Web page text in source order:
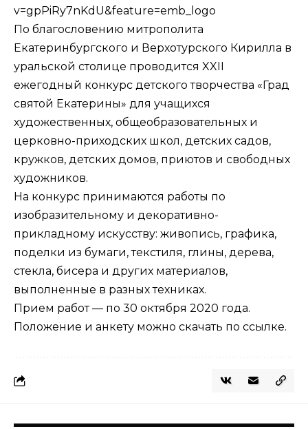
v=gpPiRy7nKdU&feature=emb_logo
По благословению митрополита
Екатеринбургского и Верхотурского Кирилла в
уральской столице проводится XXII
ежегодный конкурс детского творчества «Град
святой Екатерины» для учащихся
художественных, общеобразовательных и
церковно-приходских школ, детских садов,
кружков, детских домов, приютов и свободных
художников.
На конкурс принимаются работы по
изобразительному и декоративно-
прикладному искусству: живопись, графика,
поделки из бумаги, текстиля, глины, дерева,
стекла, бисера и других материалов,
выполненные в разных техниках.
Прием работ — по 30 октября 2020 года.
Положение и анкету можно скачать по ссылке.